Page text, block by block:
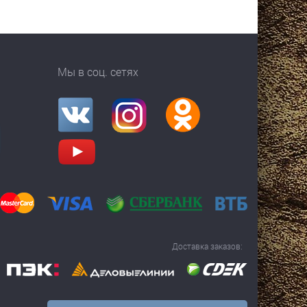
Мы в соц. сетях
Доставка заказов: